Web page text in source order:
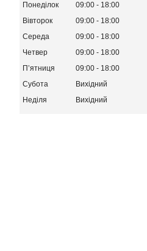
Понеділок 09:00
18:00
Вівторок
09:00
18:00
Середа
09:00
18:00
Четвер
09:00
18:00
Пʼятниця
09:00
18:00
Субота
Вихідний
Неділя
Вихідний